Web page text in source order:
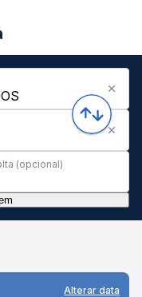
(opcional)
Alterar data